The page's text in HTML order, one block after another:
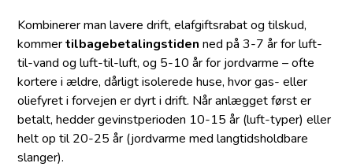
Kombinerer man lavere drift, elafgiftsrabat og tilskud,
kommertilbagebetalingstiden ned på 3-7 år for luft-
til-vand og luft-til-luft, og 5-10 år for jordvarme – ofte
kortere i ældre, dårligt isolerede huse, hvor gas- eller
oliefyret i forvejen er dyrt i drift. Når anlægget først er
betalt, hedder gevinstperioden 10-15 år (luft-typer) eller
helt op til 20-25 år (jordvarme med langtidsholdbare
slanger).